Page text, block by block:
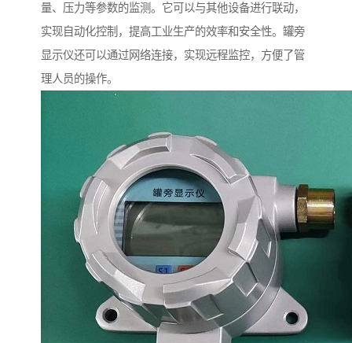
量、压力等参数的监测。它可以与其他设备进行联动，
实现自动化控制，提高工业生产的效率和安全性。罐旁
显示仪还可以通过网络连接，实现远程监控，方便了管
理人员的操作。